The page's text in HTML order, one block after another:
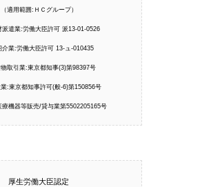
（適用範囲:ＨＣグループ）
派遣業:労働大臣許可 派13-01-0526
介業:労働大臣許可 13-ュ-010435
取引業:東京都知事(3)第98397号
:東京都知事許可(般-6)第150856号
療機器等販売/貸与業第5502205165号
厚生労働大臣認定